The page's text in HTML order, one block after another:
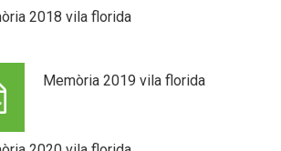
2018 vila florida
Memòria 2019 vila florida